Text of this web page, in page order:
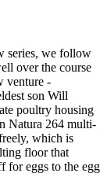
series, we follow
over the course
venture -
son Will
poultry housing
Natura 264 multi-
which is
floor that
for eggs to the egg